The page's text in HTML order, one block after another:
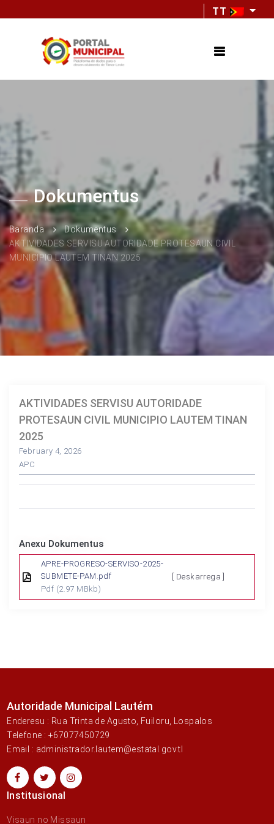
TT
Dokumentus
Baranda
Dokumentus
AKTIVIDADES SERVISU AUTORIDADE PROTESAUN CIVIL
MUNICIPIO LAUTEM TINAN 2025
AKTIVIDADES SERVISU AUTORIDADE
PROTESAUN CIVIL MUNICIPIO LAUTEM TINAN
2025
February 4, 2026
APC
Anexu Dokumentus
APRE-PROGRESO-SERVISO-2025-
SUBMETE-PAM.pdf
Pdf (2.97 MBkb)
[ Deskarrega ]
Autoridade Municipal Lautém
Enderesu : Rua Trinta de Agusto, Fuiloru, Lospalos
Telefone : +67077450729
Email : administrador.lautem@estatal.gov.tl
Institusional
Visaun no Missaun